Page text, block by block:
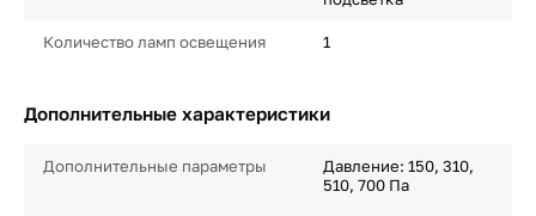
Количество ламп освещения 1
Дополнительные характеристики
Дополнительные параметры
Давление: 150, 310,
510, 700 Па